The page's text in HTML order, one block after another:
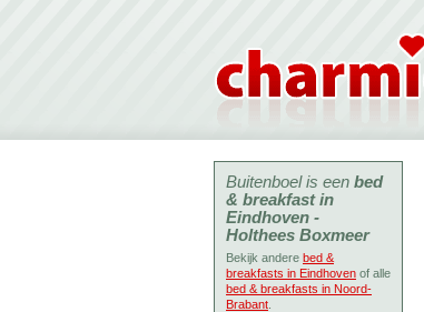
Buitenboel is een bed
& breakfast in
Eindhoven -
Holthees Boxmeer
Bekijk andere bed &
breakfasts in Eindhoven of alle
bed & breakfasts in Noord-
Brabant